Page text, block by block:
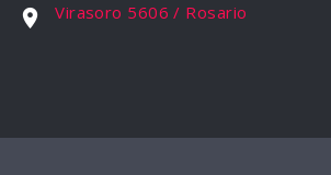
location_on Virasoro 5606 / Rosario